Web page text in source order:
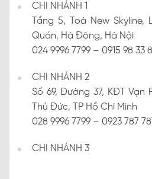
CHI NHÁNH 1
Tầng 5, Toà New
Quán, Hà Đông, Hà Nội
024 9996 7799 – 0915 98 33
CHI NHÁNH 2
Số 69, Đường 37, KĐT Vạn
Thủ Đức, TP Hồ Chí Minh
028 9996 7799 – 0923 787
CHI NHÁNH 3